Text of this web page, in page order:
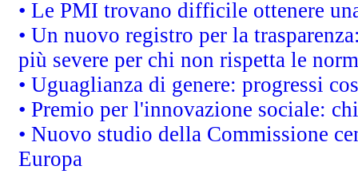
• Le PMI trovano difficile ottenere
• Un nuovo registro per la
più severe per chi non rispetta le
• Uguaglianza di genere: progressi
• Premio per l'innovazione sociale:
• Nuovo studio della Commissione
Europa